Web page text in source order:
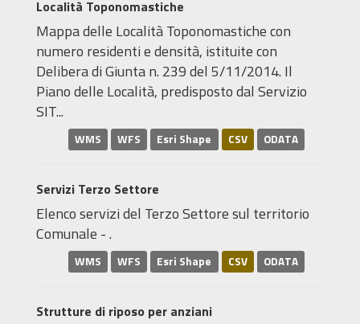
Località Toponomastiche
Mappa delle Località Toponomastiche con
numero residenti e densità, istituite con
Delibera di Giunta n. 239 del 5/11/2014. Il
Piano delle Località, predisposto dal Servizio
SIT...
WMS WFS Esri Shape CSV ODATA
Servizi Terzo Settore
Elenco servizi del Terzo Settore sul territorio
Comunale - .
WMS WFS Esri Shape CSV ODATA
Strutture di riposo per anziani